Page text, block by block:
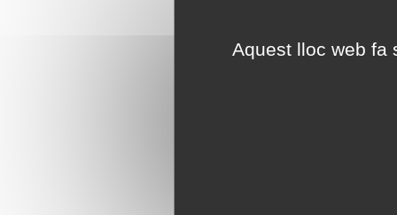
Aquest lloc web fa